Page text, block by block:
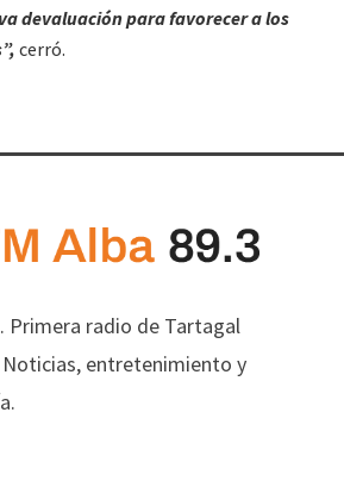
devaluación para favorecer a los
cerró.
Primera radio de Tartagal
Noticias, entretenimiento y